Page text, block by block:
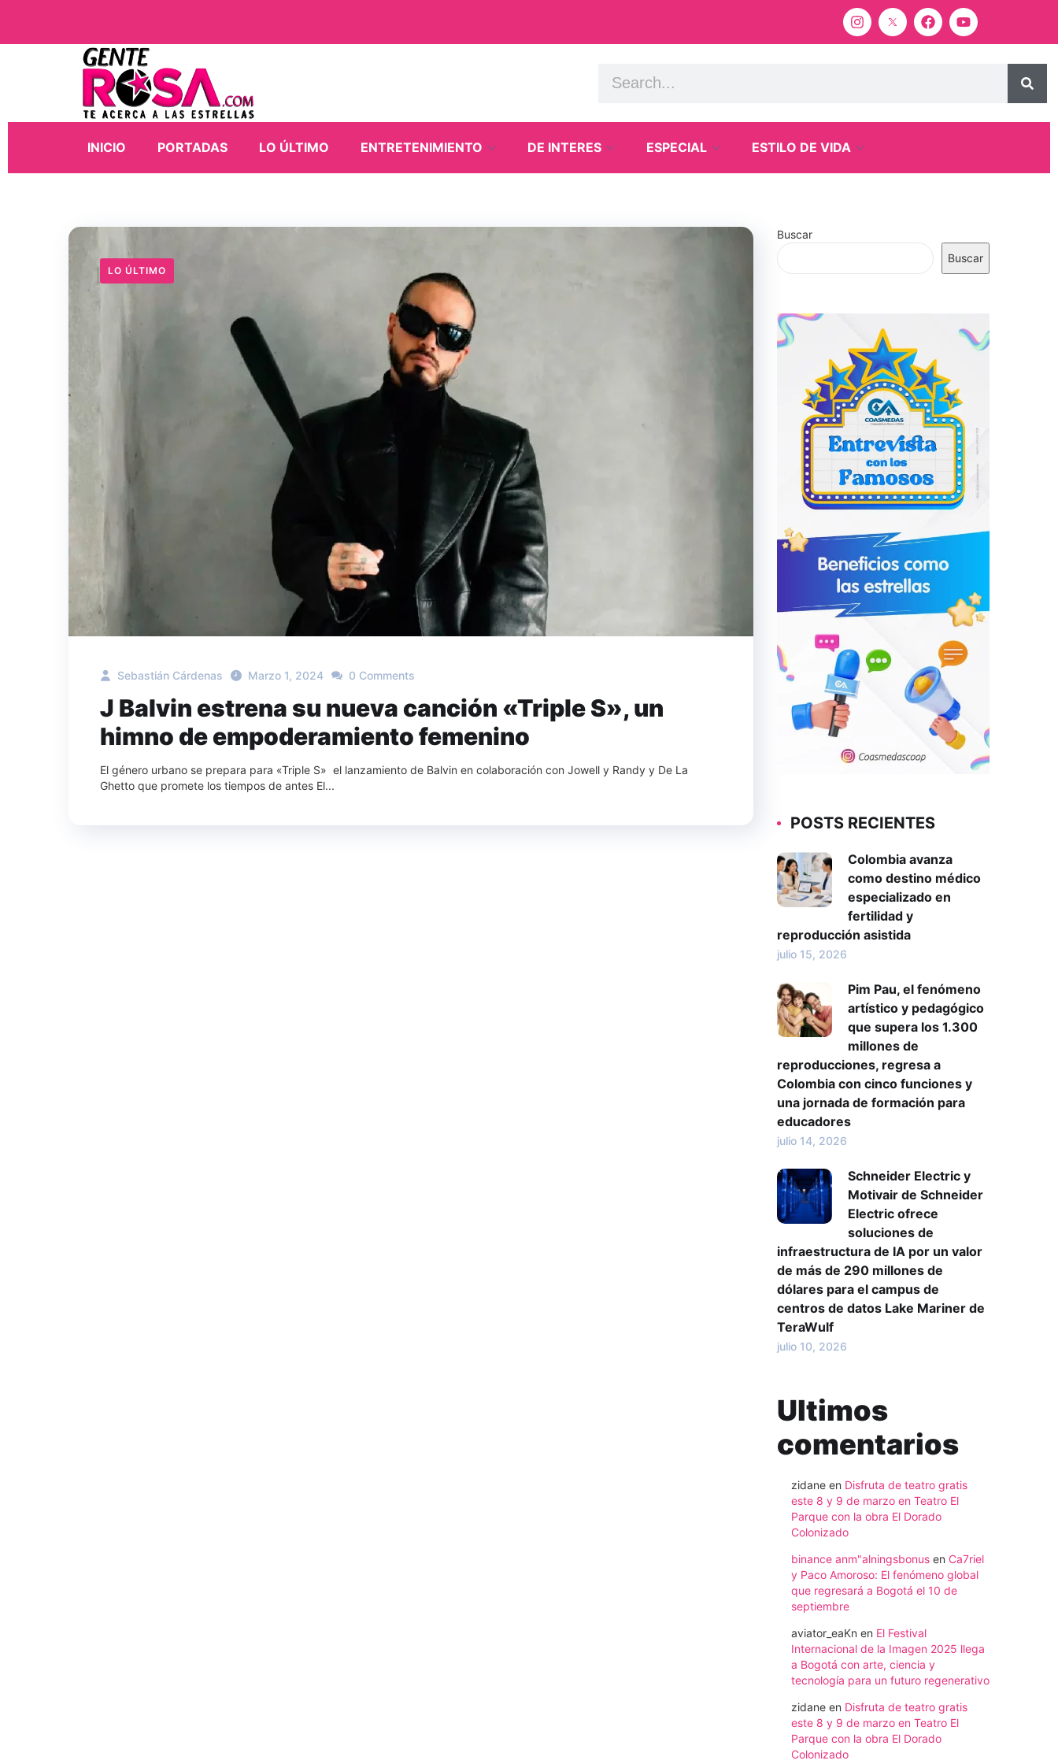
INICIO PORTADAS LO ÚLTIMO ENTRETENIMIENTO DE INTERES ESPECIAL ESTILO DE VIDA
LO ÚLTIMO
Sebastián Cárdenas Marzo 1, 2024 0 Comments
J Balvin estrena su nueva canción «Triple S», un
himno de empoderamiento femenino
El género urbano se prepara para «Triple S» el lanzamiento de Balvin en colaboración con Jowell y Randy y De La
Ghetto que promete los tiempos de antes El...
Buscar
Buscar
POSTS RECIENTES
Colombia avanza
como destino médico
especializado en
fertilidad y
reproducción asistida
julio 15, 2026
Pim Pau, el fenómeno
artístico y pedagógico
que supera los 1.300
millones de
reproducciones, regresa a
Colombia con cinco funciones y
una jornada de formación para
educadores
julio 14, 2026
Schneider Electric y
Motivair de Schneider
Electric ofrece
soluciones de
infraestructura de IA por un valor
de más de 290 millones de
dólares para el campus de
centros de datos Lake Mariner de
TeraWulf
julio 10, 2026
Ultimos
comentarios
zidane en Disfruta de teatro gratis
este 8 y 9 de marzo en Teatro El
Parque con la obra El Dorado
Colonizado
binance anm"alningsbonus en Ca7riel
y Paco Amoroso: El fenómeno global
que regresará a Bogotá el 10 de
septiembre
aviator_eaKn en El Festival
Internacional de la Imagen 2025 llega
a Bogotá con arte, ciencia y
tecnología para un futuro regenerativo
zidane en Disfruta de teatro gratis
este 8 y 9 de marzo en Teatro El
Parque con la obra El Dorado
Colonizado